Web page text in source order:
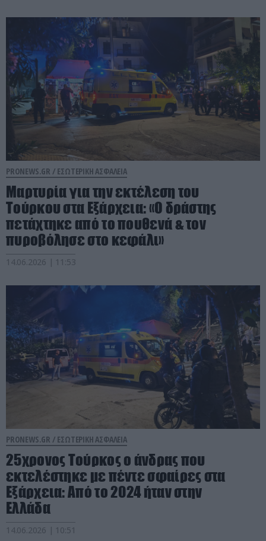
PRONEWS.GR / ΕΣΩΤΕΡΙΚΗ ΑΣΦΑΛΕΙΑ
Μαρτυρία για την εκτέλεση του
Τούρκου στα Εξάρχεια: «Ο δράστης
πετάχτηκε από το πουθενά & τον
πυροβόλησε στο κεφάλι»
14.06.2026 | 11:53
PRONEWS.GR / ΕΣΩΤΕΡΙΚΗ ΑΣΦΑΛΕΙΑ
25χρονος Τούρκος ο άνδρας που
εκτελέστηκε με πέντε σφαίρες στα
Εξάρχεια: Από το 2024 ήταν στην
Ελλάδα
14.06.2026 | 10:51